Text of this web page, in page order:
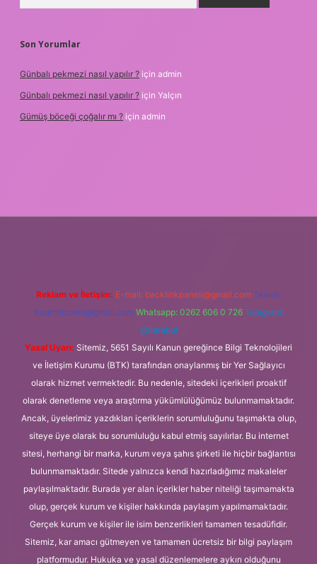
Son Yorumlar
Günbalı pekmezi nasıl yapılır ? için admin
Günbalı pekmezi nasıl yapılır ? için Yalçın
Gümüş böceği çoğalır mı ? için admin
Reklam ve İletişim: E-mail: backlinkpaneli@gmail.com Teams:
forumhizmeti@gmail.com Whatsapp: 0262 606 0 726 Telegram:
@karabul
Yasal Uyarı: Sitemiz, 5651 Sayılı Kanun gereğince Bilgi Teknolojileri
ve İletişim Kurumu (BTK) tarafından onaylanmış bir Yer Sağlayıcı
olarak hizmet vermektedir. Bu nedenle, sitedeki içerikleri proaktif
olarak denetleme veya araştırma yükümlülüğümüz bulunmamaktadır.
Ancak, üyelerimiz yazdıkları içeriklerin sorumluluğunu taşımakta olup,
siteye üye olarak bu sorumluluğu kabul etmiş sayılırlar. Bu internet
sitesi, herhangi bir marka, kurum veya şahıs şirketi ile hiçbir bağlantısı
bulunmamaktadır. Sitede yalnızca kendi hazırladığımız makaleler
paylaşılmaktadır. Burada yer alan içerikler haber niteliği taşımamakta
olup, gerçek kurum ve kişiler hakkında paylaşım yapılmamaktadır.
Gerçek kurum ve kişiler ile isim benzerlikleri tamamen tesadüfidir.
Sitemiz, kar amacı gütmeyen ve tamamen ücretsiz bir bilgi paylaşım
platformudur. Hukuka ve yasal düzenlemelere aykırı olduğunu